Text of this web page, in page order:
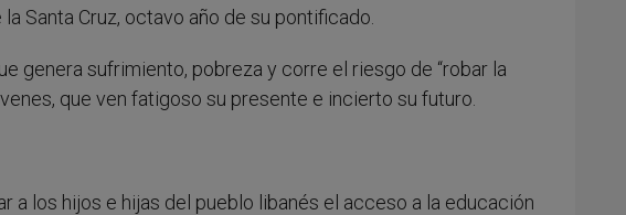
Santa Cruz, octavo año de su pontificado.
genera sufrimiento, pobreza y corre el riesgo de “robar la
que ven fatigoso su presente e incierto su futuro.
a los hijos e hijas del pueblo libanés el acceso a la educación